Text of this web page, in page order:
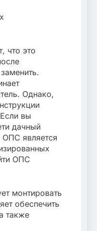
что это
Однако,
вы
дачный
ОПС является
ОПС
монтировать
обеспечить
также